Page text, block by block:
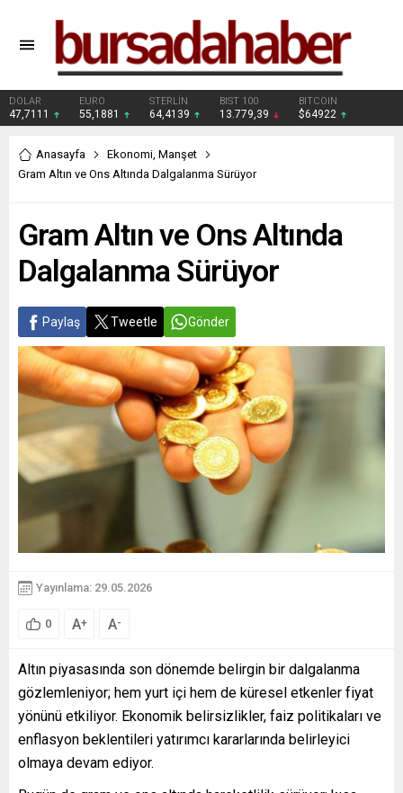
DOLAR
47,7111
EURO
55,1881
STERLİN
64,4139
BIST 100
13.779,39
BITCOIN
$64922
Anasayfa Ekonomi, Manşet
Gram Altın ve Ons Altında Dalgalanma Sürüyor
Gram Altın ve Ons Altında
Dalgalanma Sürüyor
Paylaş Tweetle Gönder
Yayınlama: 29.05.2026
0 A+ A-
Altın piyasasında son dönemde belirgin bir dalgalanma
gözlemleniyor; hem yurt içi hem de küresel etkenler fiyat
yönünü etkiliyor. Ekonomik belirsizlikler, faiz politikaları ve
enflasyon beklentileri yatırımcı kararlarında belirleyici
olmaya devam ediyor.